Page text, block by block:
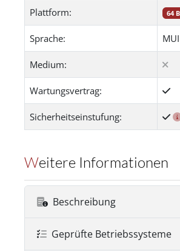
Plattform: 64
Sprache: MUI
Medium:
Wartungsvertrag:
Sicherheitseinstufung:
Weitere Informationen
Beschreibung
Geprüfte Betriebssysteme